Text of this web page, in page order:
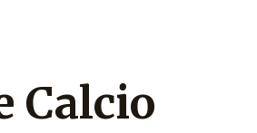
Calcio